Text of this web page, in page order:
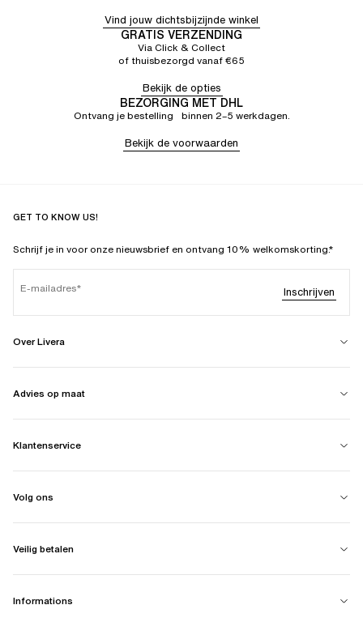
Vind jouw dichtsbijzijnde winkel
GRATIS VERZENDING
Via Click & Collect
of thuisbezorgd vanaf €65
Bekijk de opties
BEZORGING MET DHL
Ontvang je bestelling binnen 2–5 werkdagen.
Bekijk de voorwaarden
GET TO KNOW US!
Schrijf je in voor onze nieuwsbrief en ontvang 10% welkomskorting.*
E-mailadres Inschrijven
Over Livera
Advies op maat
Klantenservice
Volg ons
Veilig betalen
Informations